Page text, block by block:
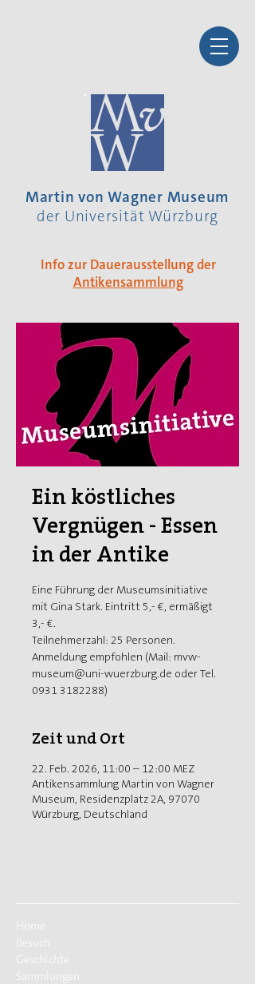
Martin von Wagner Museum
der Universität Würzburg
Info zur Dauerausstellung der
Antikensammlung
Ein köstliches
Vergnügen - Essen
in der Antike
Eine Führung der Museumsinitiative
mit Gina Stark. Eintritt 5,- €, ermäßigt
3,- €.
Teilnehmerzahl: 25 Personen.
Anmeldung empfohlen (Mail: mvw-
museum@uni-wuerzburg.de oder Tel.
0931 3182288)
Zeit und Ort
22. Feb. 2026, 11:00 – 12:00 MEZ
Antikensammlung Martin von Wagner
Museum, Residenzplatz 2A, 97070
Würzburg, Deutschland
Home
Besuch
Geschichte
Sammlungen